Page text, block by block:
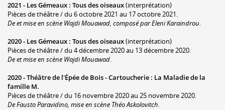
2021 - Les Gémeaux : Tous des oiseaux(interprétation)
Pièces de théâtre / du 6 octobre 2021 au 17 octobre 2021.
De et mise en scène Wajdi Mouawad, composé par Eleni Karaindrou.
2020 - Les Gémeaux : Tous des oiseaux(interprétation)
Pièces de théâtre / du 4 décembre 2020 au 13 décembre 2020.
De et mise en scène Wajdi Mouawad.
2020 -Théâtre de l'Épée de Bois - Cartoucherie : La Maladie de la
famille M.
Pièces de théâtre / du 16 novembre 2020 au 25 novembre 2020.
De Fausto Paravidino, mise en scène Théo Askolovitch.